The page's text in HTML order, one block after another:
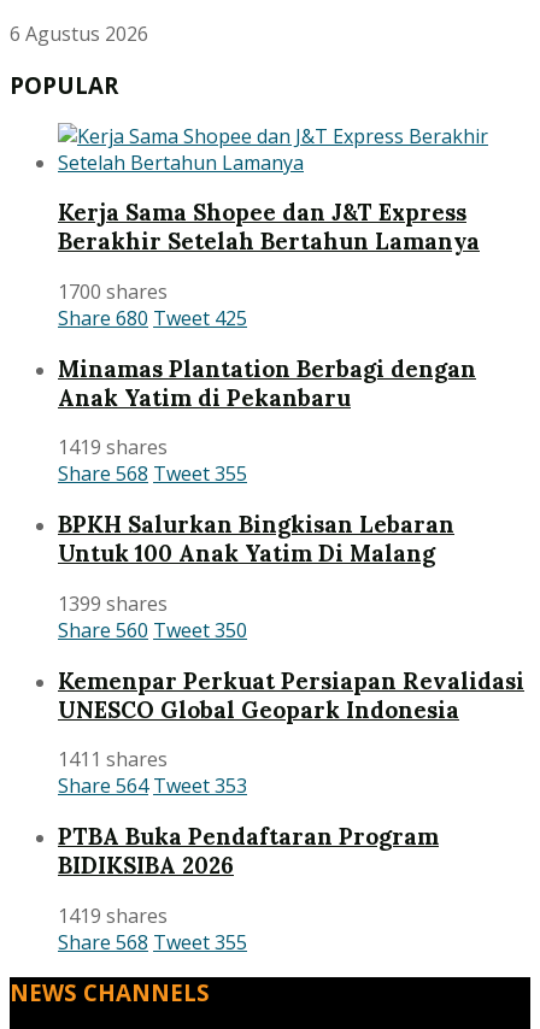
6 Agustus 2026
POPULAR
Kerja Sama Shopee dan J&T Express
Berakhir Setelah Bertahun Lamanya
1700 shares
Share 680 Tweet 425
Minamas Plantation Berbagi dengan
Anak Yatim di Pekanbaru
1419 shares
Share 568 Tweet355
BPKH Salurkan Bingkisan Lebaran
Untuk 100 Anak Yatim Di Malang
1399 shares
Share 560 Tweet350
Kemenpar Perkuat Persiapan Revalidasi
UNESCO Global Geopark Indonesia
1411 shares
Share 564 Tweet353
PTBA Buka Pendaftaran Program
BIDIKSIBA 2026
1419 shares
Share 568 Tweet355
NEWS CHANNELS